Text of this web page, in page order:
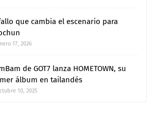
que cambia el escenario para
17, 2026
de GOT7 lanza HOMETOWN, su
álbum en tailandés
10, 2025